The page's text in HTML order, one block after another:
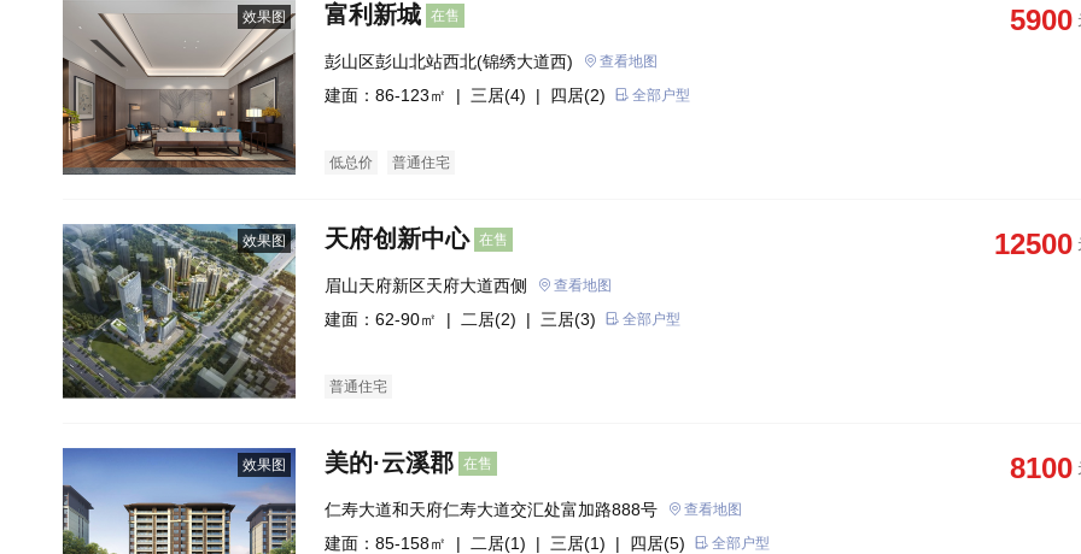
效果图 富利新城 在售 5900
彭山区彭山北站西北(锦绣大道西) 查看地图
建面：86-123㎡ | 三居(4) | 四居(2) 全部户型
低总价 普通住宅
效果图 天府创新中心 在售 12500
眉山天府新区天府大道西侧 查看地图
建面：62-90㎡ | 二居(2) | 三居(3) 全部户型
普通住宅
效果图 美的·云溪郡 在售 8100
仁寿大道和天府仁寿大道交汇处富加路888号 查看地图
建面：85-158㎡ | 二居(1) | 三居(1) | 四居(5) 全部户型